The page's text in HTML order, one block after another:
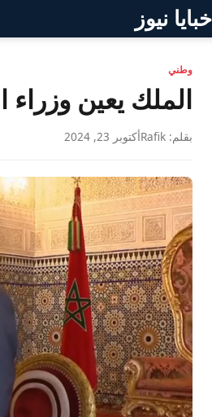
خبايا نيوز
وطني
الملك يعين
بقلم: Rafik أكتوبر 23, 2024